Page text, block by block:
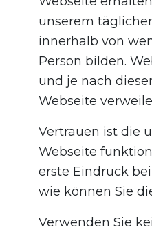
unserem
innerhalb von
Person bilden.
und je nach
Webseite
Vertrauen ist die
Webseite
erste Eindruck
wie können Sie
Verwenden Sie